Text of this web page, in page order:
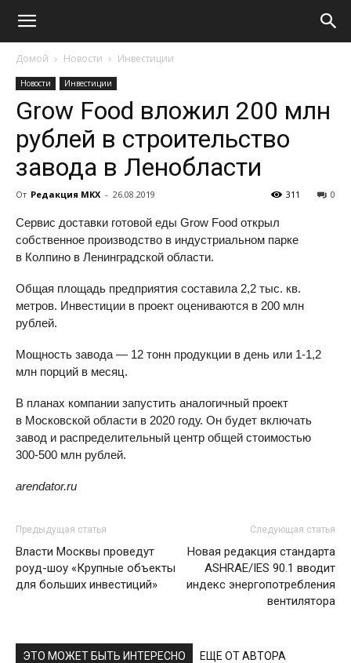
Домой Новости Инвестиции
Новости Инвестиции
Grow Food вложил 200 млн
рублей в строительство
завода в Ленобласти
От Редакция МКХ - 26.08.2019 0
311
Сервис доставки готовой еды Grow Food открыл
собственное производство в индустриальном парке
в Колпино в Ленинградской области.
Общая площадь предприятия составила 2,2 тыс. кв.
метров. Инвестиции в проект оцениваются в 200 млн
рублей.
Мощность завода — 12 тонн продукции в день или 1-1,2
млн порций в месяц.
В планах компании запустить аналогичный проект
в Московской области в 2020 году. Он будет включать
завод и распределительный центр общей стоимостью
300-500 млн рублей.
arendator.ru
Предыдущая статья
Власти Москвы проведут
роуд-шоу «Крупные объекты
для больших инвестиций»
Следующая статья
Новая редакция стандарта
ASHRAE/IES 90.1 вводит
индекс энергопотребления
вентилятора
ЭТО МОЖЕТ БЫТЬ ИНТЕРЕСНО ЕЩЕ ОТ АВТОРА